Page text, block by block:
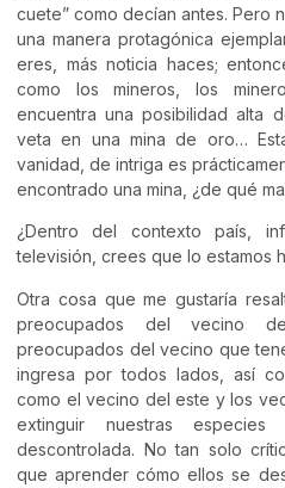
cuete” como decían antes. Pero
una manera protagónica
eres, más noticia haces;
como los mineros, los
encuentra una posibilidad alta
veta en una mina de oro…
vanidad, de intriga es
encontrado una mina, ¿de qué
¿Dentro del contexto país,
televisión, crees que lo estamos
Otra cosa que me gustaría
preocupados del vecino
preocupados del vecino que
ingresa por todos lados, así
como el vecino del este y los
extinguir nuestras
descontrolada. No tan solo
que aprender cómo ellos se